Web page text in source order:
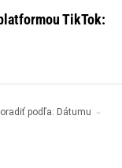
TikTok:
podľa: Dátumu